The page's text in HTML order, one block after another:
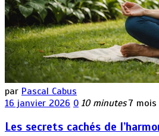
par Pascal Cabus
16 janvier 2026 0 10 minutes 7 mois
Les secrets cachés de